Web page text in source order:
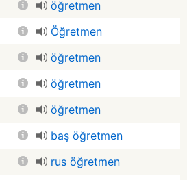
öğretmen
Öğretmen
öğretmen
öğretmen
öğretmen
baş öğretmen
rus öğretmen